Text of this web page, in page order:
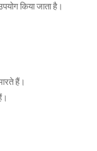
किया जाता है।
हैं।